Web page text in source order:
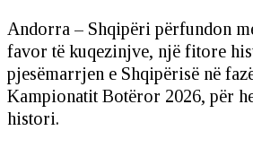
Andorra – Shqipëri përfundon
favor të kuqezinjve, një fitore
pjesëmarrjen e Shqipërisë në
Kampionatit Botëror 2026, për
histori.